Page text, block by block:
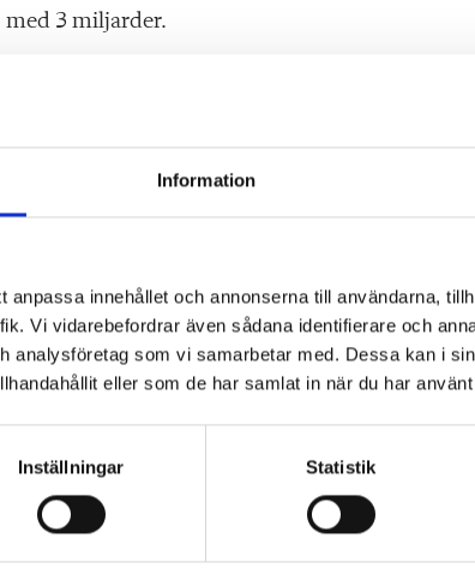
Information
anpassa innehållet och annonserna till användarna,
Vi vidarebefordrar även sådana identifierare och
analysföretag som vi samarbetar med. Dessa kan i
eller som de har samlat in när du har
Inställningar Statistik
med 3 miljarder.
förskola som ”tillhör” eller ingått samarbete
i kö som nyfödd till en skola utan alla lediga
som Skolverket godkänt. Utredare föreslår
en kvot för att främja en allsidig social
med högre kurser. Skolor kan också välja att
fler elever söker än skolan har plats för.
bort de faktiska merkostnader som de har för
en plats i en närbelägen skola. Det
av det grundbelopp som kommunerna
och mellan kommuner så utredaren har valt
får räknas fram i varje kommun.
flera av förslagen har en god potential att ge